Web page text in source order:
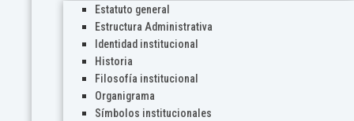
Estatuto general
Estructura Administrativa
Identidad institucional
Historia
Filosofía institucional
Organigrama
Símbolos institucionales